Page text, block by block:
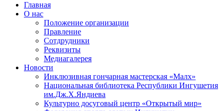
Главная
О нас
Положение организации
Правление
Сотдрудники
Реквизиты
Медиагалерея
Новости
Инклюзивная гончарная мастерская «Малх»
Национальная библиотека Республики Ингушетия
им.Дж.Х.Яндиева
Культурно досуговый центр «Открытый мир»